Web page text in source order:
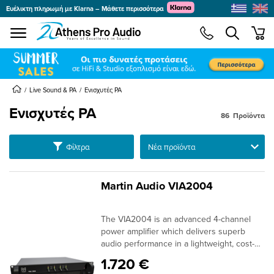
menu
Ευέλικτη πληρωμή με Klarna – Μάθετε περισσότερα
Live Sound & PA Ενισχυτές PA
Ενισχυτές PA
Φίλτρα Ταξινόμηση
86 Προϊόντα
Martin Audio VIA2004
The VIA2004 is an advanced 4-channel
power amplifier which delivers superb
audio performance in a lightweight, cost-
into 4 ohms, it is ideal for powering O-
1.720 €